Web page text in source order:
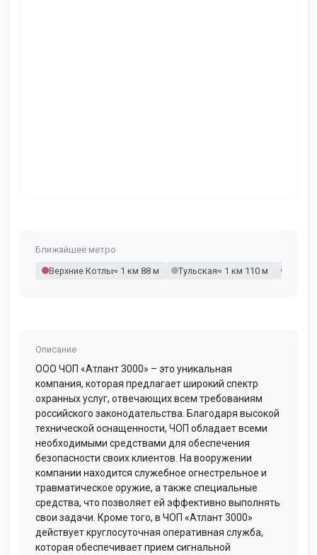
Ближайшее метро
Верхние Котлы≈ 1 км 88 м Тульская≈ 1 км 110 м
Описание
ООО ЧОП «Атлант 3000» – это уникальная
компания, которая предлагает широкий спектр
охранных услуг, отвечающих всем требованиям
российского законодательства. Благодаря высокой
технической оснащенности, ЧОП обладает всеми
необходимыми средствами для обеспечения
безопасности своих клиентов. На вооружении
компании находится служебное огнестрельное и
травматическое оружие, а также специальные
средства, что позволяет ей эффективно выполнять
свои задачи. Кроме того, в ЧОП «Атлант 3000»
действует круглосуточная оперативная служба,
которая обеспечивает прием сигнальной